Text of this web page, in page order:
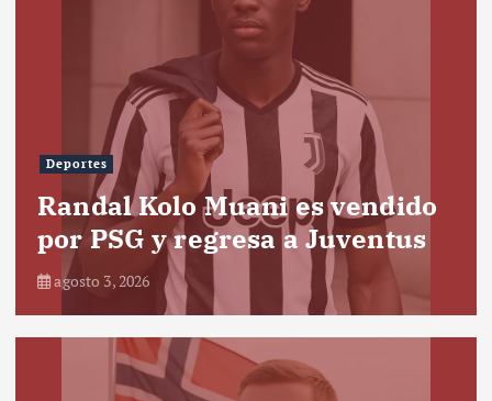
Deportes
Randal Kolo Muani es vendido
por PSG y regresa a Juventus
agosto 3, 2026